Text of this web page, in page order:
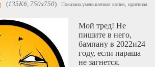
(135Кб, 750x750)
Показана уменьшенная копия, оригинал
Мой тред! Не
пишите в него,
бампану в 2022и24
году, если параша
не загнется.